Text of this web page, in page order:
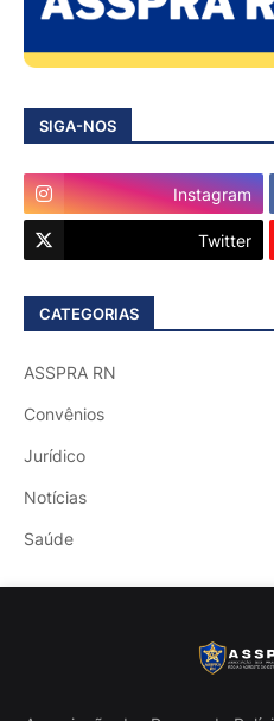
SIGA-NOS
Instagram
Twitter
CATEGORIAS
ASSPRA RN
Convênios
Jurídico
Notícias
Saúde